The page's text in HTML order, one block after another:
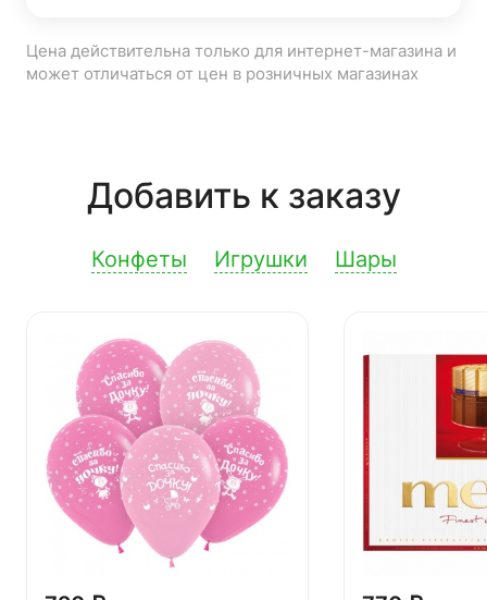
Цена действительна только для интернет-магазина и
может отличаться от цен в розничных магазинах
Добавить к заказу
Конфеты Игрушки Шары